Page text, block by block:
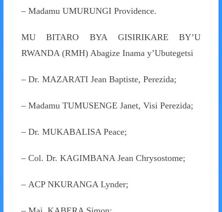
– Madamu UMURUNGI Providence.
MU BITARO BYA GISIRIKARE BY’U
RWANDA (RMH) Abagize Inama y’Ubutegetsi
– Dr. MAZARATI Jean Baptiste, Perezida;
– Madamu TUMUSENGE Janet, Visi Perezida;
– Dr. MUKABALISA Peace;
– Col. Dr. KAGIMBANA Jean Chrysostome;
– ACP NKURANGA Lynder;